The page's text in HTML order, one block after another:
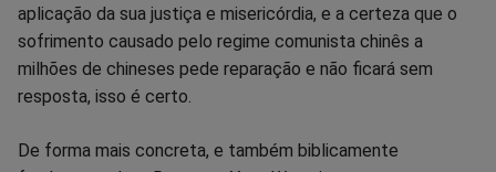
aplicação da sua justiça e misericórdia, e a certeza que o
sofrimento causado pelo regime comunista chinês a
milhões de chineses pede reparação e não ficará sem
resposta, isso é certo.
De forma mais concreta, e também biblicamente